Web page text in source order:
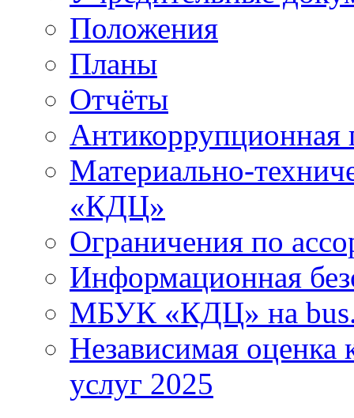
Положения
Планы
Отчёты
Антикоррупционная
Материально-
«КДЦ»
Ограничения по
Информационная
МБУК «КДЦ» на
Независимая оценка
услуг 2025